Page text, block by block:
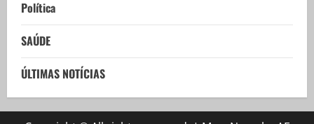
Política
SAÚDE
ÚLTIMAS NOTÍCIAS